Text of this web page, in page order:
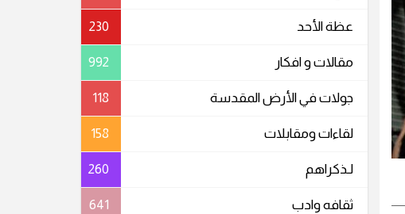
عظة الأحد 230
مقالات و افكار 992
جولات في الأرض المقدسة 118
لقاءات ومقابلات 158
لـذكراهم 260
ثقافه وادب 641